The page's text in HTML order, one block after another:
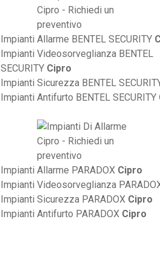
Impianti Allarme BENTEL SECURITY
Impianti Videosorveglianza BENTEL
SECURITY Cipro
Impianti Sicurezza BENTEL
Impianti Antifurto BENTEL SECURITY
Impianti Allarme PARADOX Cipro
Impianti Videosorveglianza
Impianti Sicurezza PARADOX Cipro
Impianti Antifurto PARADOX Cipro